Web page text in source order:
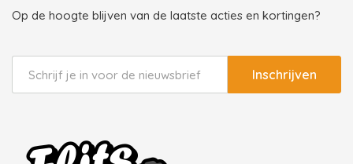
Op de hoogte blijven van de laatste acties en kortingen?
Inschrijven